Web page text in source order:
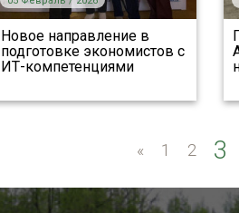
Новое направление в
подготовке экономистов с
ИТ-компетенциями
« 1 2 3